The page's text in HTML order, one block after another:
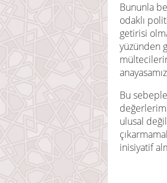
Bununla
odaklı
getirisi
yüzünden
Bu
ulusal
inisiyatif